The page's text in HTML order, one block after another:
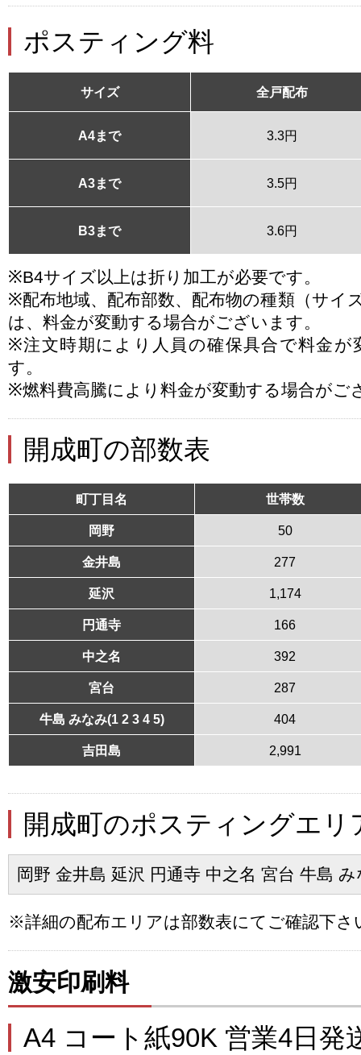
ポスティング料
サイズ 全戸配布
A4まで 3.3円
A3まで 3.5円
B3まで 3.6円
※B4サイズ以上は折り加工が必要です。
※配布地域、配布部数、配布物の種類（サイ
は、料金が変動する場合がございます。
※注文時期により人員の確保具合で料金が
す。
※燃料費高騰により料金が変動する場合がご
開成町の部数表
町丁目名 世帯数
岡野 50
金井島 277
延沢 1,174
円通寺 166
中之名 392
宮台 287
牛島 みなみ(1 2 3 4 5) 404
吉田島 2,991
開成町のポスティングエリ
岡野 金井島 延沢 円通寺 中之名 宮台 牛島
※詳細の配布エリアは部数表にてご確認下さ
激安印刷料
A4 コート紙90K 営業4日発